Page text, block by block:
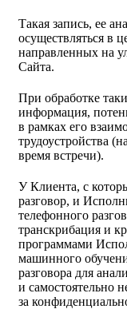
Такая запись, ее
осуществляться в
направленных на
Сайта.
При обработке
информация,
в рамках его
трудоустройства
время встречи).
У Клиента, с
разговор, и
телефонного
транскрибация и
программами
машинного
разговора для
и самостоятельно
за